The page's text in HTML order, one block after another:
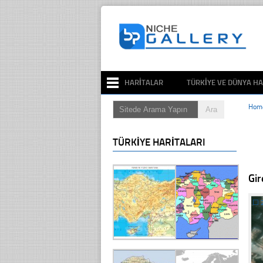
HARITALAR TÜRKIYE VE DÜNYA
☐
TÜRKIYE HARITALARI